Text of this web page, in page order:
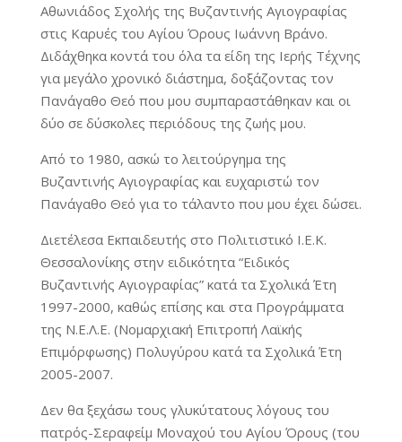
Αθωνιάδος Σχολής της Βυζαντινής Αγιογραφίας
στις Καρυές του Αγίου Όρους Ιωάννη Βράνο.
Διδάχθηκα κοντά του όλα τα είδη της Ιερής Τέχνης
για μεγάλο χρονικό διάστημα, δοξάζοντας τον
Πανάγαθο Θεό που μου συμπαραστάθηκαν και οι
δύο σε δύσκολες περιόδους της ζωής μου.
Από το 1980, ασκώ το λειτούργημα της
Βυζαντινής Αγιογραφίας και ευχαριστώ τον
Πανάγαθο Θεό για το τάλαντο που μου έχει δώσει.
Διετέλεσα Εκπαιδευτής στο Πολιτιστικό Ι.Ε.Κ.
Θεσσαλονίκης στην ειδικότητα “Ειδικός
Βυζαντινής Αγιογραφίας” κατά τα Σχολικά Έτη
1997-2000, καθώς επίσης και στα Προγράμματα
της Ν.Ε.Λ.Ε. (Νομαρχιακή Επιτροπή Λαϊκής
Επιμόρφωσης) Πολυγύρου κατά τα Σχολικά Έτη
2005-2007.
Δεν θα ξεχάσω τους γλυκύτατους λόγους του
πατρός-Σεραφείμ Μοναχού του Αγίου Όρους (του